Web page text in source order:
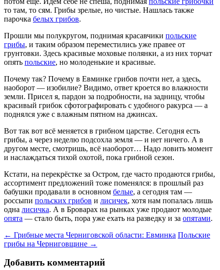
то там, то сям. Грибы зрелые, но чистые. Нашлась также
парочка белых грибов.
Прошли мы полукругом, поднимая красавчики польские
грибы, и таким образом переместились уже правее от
грунтовки. Здесь красивые моховые полянки, а из них торчат
опять польские, но молоденькие и красивые.
Почему так? Почему в Евминке грибов почти нет, а здесь,
наоборот — изобилие? Видимо, ответ кроется во влажности
земли. Присел я, пардон за подробности, на задницу, чтобы
красивый грибок сфотографировать с удобного ракурса — а
поднялся уже с влажным пятном на джинсах.
Вот так вот всё меняется в грибном царстве. Сегодня есть
грибы, а через неделю подсохла земля — и нет ничего. А в
другом месте, смотришь, всё наоборот… Надо ловить момент
и наслаждаться тихой охотой, пока грибной сезон.
Кстати, на перекрёстке за Остром, где часто продаются грибы,
ассортимент предложений тоже поменялся: в прошлый раз
бабушки продавали в основном белые, а сегодня там —
россыпи польских грибов и лисичек, хотя нам попалась лишь
одна лисичка. А в Броварах на рынках уже продают молодые
опята — стало быть, пора уже ехать на разведку и за опятами.
Навигация
по
записям
← Грибные места Черниговской области: Евминка Польские
грибы на Черниговщине →
Добавить комментарий